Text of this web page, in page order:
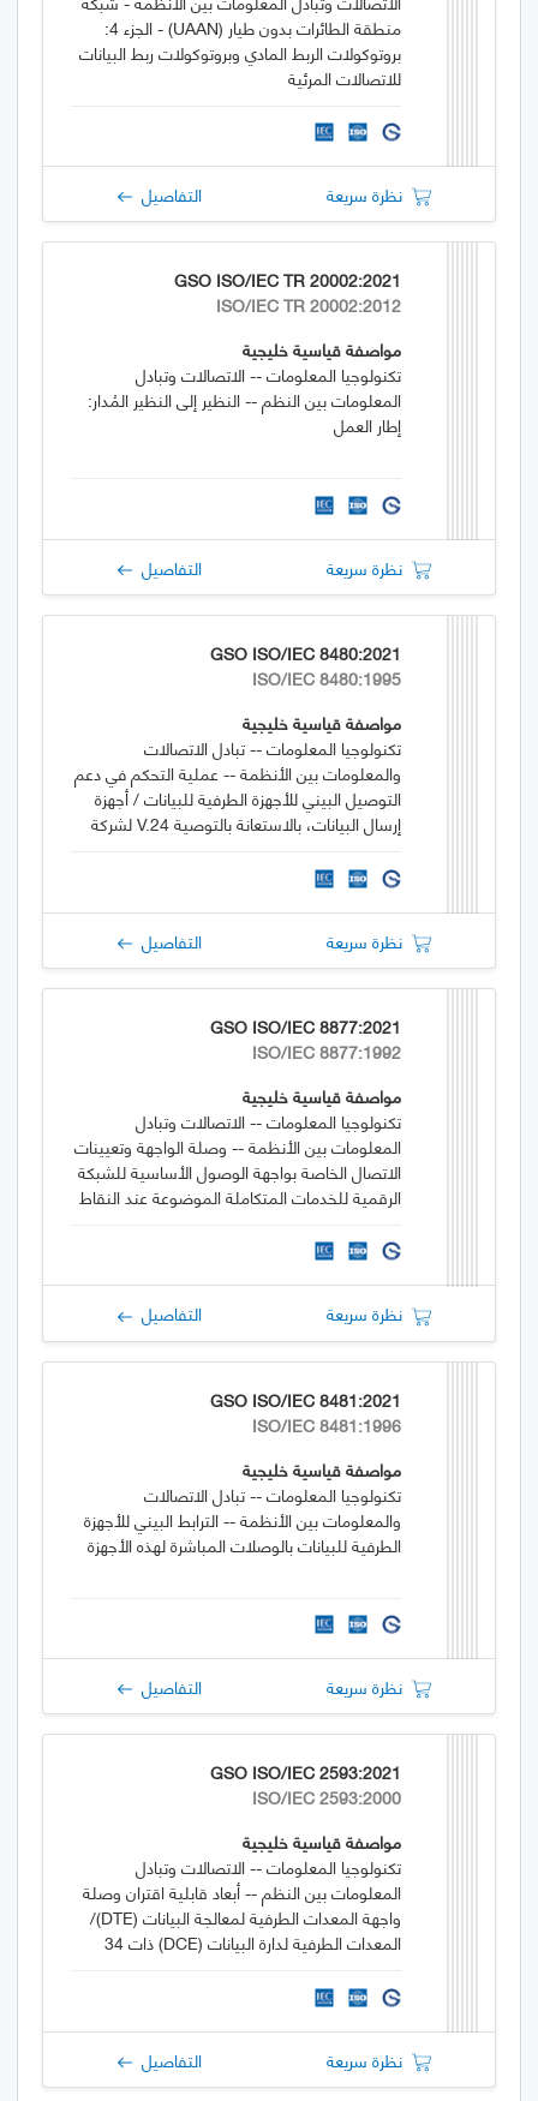
منطقة الطائرات بدون طيار (UAAN) - الجزء 4:
بروتوكولات الربط المادي وبروتوكولات ربط البيانات
للاتصالات المرئية
نظرة سريعة التفاصيل
GSO ISO/IEC TR 20002:2021
ISO/IEC TR 20002:2012
مواصفة قياسية خليجية
تكنولوجيا المعلومات -- الاتصالات وتبادل
المعلومات بين النظم -- النظير إلى النظير المُدار:
إطار العمل
نظرة سريعة التفاصيل
GSO ISO/IEC 8480:2021
ISO/IEC 8480:1995
مواصفة قياسية خليجية
تكنولوجيا المعلومات -- تبادل الاتصالات
والمعلومات بين الأنظمة -- عملية التحكم في دعم
التوصيل البيني للأجهزة الطرفية للبيانات / أجهزة
إرسال البيانات، بالاستعانة بالتوصية V.24 لشركة
نظرة سريعة التفاصيل
GSO ISO/IEC 8877:2021
ISO/IEC 8877:1992
مواصفة قياسية خليجية
تكنولوجيا المعلومات -- الاتصالات وتبادل
المعلومات بين الأنظمة -- وصلة الواجهة وتعيينات
الاتصال الخاصة بواجهة الوصول الأساسية للشبكة
الرقمية للخدمات المتكاملة الموضوعة عند النقاط
نظرة سريعة التفاصيل
GSO ISO/IEC 8481:2021
ISO/IEC 8481:1996
مواصفة قياسية خليجية
تكنولوجيا المعلومات -- تبادل الاتصالات
والمعلومات بين الأنظمة -- الترابط البيني للأجهزة
الطرفية للبيانات بالوصلات المباشرة لهذه الأجهزة
نظرة سريعة التفاصيل
GSO ISO/IEC 2593:2021
ISO/IEC 2593:2000
مواصفة قياسية خليجية
تكنولوجيا المعلومات -- الاتصالات وتبادل
المعلومات بين النظم -- أبعاد قابلية اقتران وصلة
واجهة المعدات الطرفية لمعالجة البيانات (DTE)/
المعدات الطرفية لدارة البيانات (DCE) ذات 34
نظرة سريعة التفاصيل